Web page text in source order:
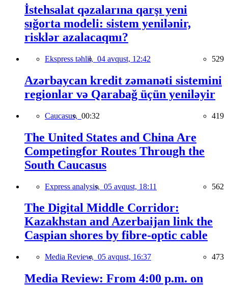
İstehsalat qəzalarına qarşı yeni
sığorta modeli: sistem yenilənir,
risklər azalacaqmı?
Ekspress təhlil, 04 avqust, 12:42 529
Azərbaycan kredit zəmanəti sistemini
regionlar və Qarabağ üçün yeniləyir
Caucasus, 00:32 419
The United States and China Are
Competingfor Routes Through the
South Caucasus
Express analysis, 05 avqust, 18:11 562
The Digital Middle Corridor:
Kazakhstan and Azerbaijan link the
Caspian shores by fibre-optic cable
Media Review, 05 avqust, 16:37 473
Media Review: From 4:00 p.m. on